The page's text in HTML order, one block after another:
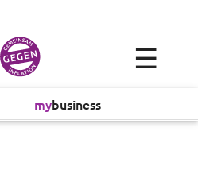
mybusiness
×
☰